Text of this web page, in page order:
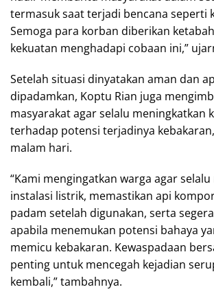
termasuk saat terjadi bencana seperti
Semoga para korban diberikan
kekuatan menghadapi cobaan ini,”
Setelah situasi dinyatakan aman dan
dipadamkan, Koptu Rian juga
masyarakat agar selalu meningkatkan
terhadap potensi terjadinya
malam hari.
“Kami mengingatkan warga agar
instalasi listrik, memastikan api
padam setelah digunakan, serta
apabila menemukan potensi bahaya
memicu kebakaran. Kewaspadaan
penting untuk mencegah kejadian
kembali,” tambahnya.